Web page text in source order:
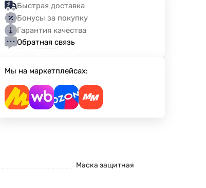
Быстрая доставка
Бонусы за покупку
Гарантия качества
Обратная связь
Мы на маркетплейсах:
Маска защитная